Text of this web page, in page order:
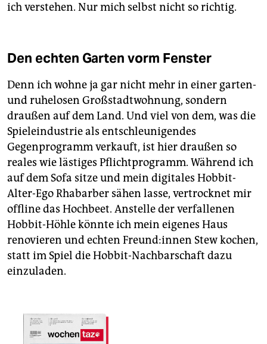
ich verstehen. Nur mich selbst nicht so richtig.
Den echten Garten vorm Fenster
Denn ich wohne ja gar nicht mehr in einer garten-
und ruhelosen Großstadtwohnung, sondern
draußen auf dem Land. Und viel von dem, was die
Spieleindustrie als entschleunigendes
Gegenprogramm verkauft, ist hier draußen so
reales wie lästiges Pflichtprogramm. Während ich
auf dem Sofa sitze und mein digitales Hobbit-
Alter-Ego Rhabarber sähen lasse, vertrocknet mir
offline das Hochbeet. Anstelle der verfallenen
Hobbit-Höhle könnte ich mein eigenes Haus
renovieren und echten Freun­d:in­nen Stew kochen,
statt im Spiel die Hobbit-Nachbarschaft dazu
einzuladen.